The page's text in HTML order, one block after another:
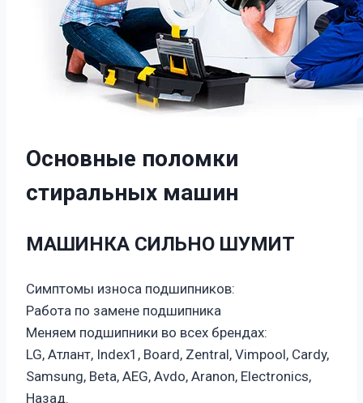
Основные поломки
стиральных машин
МАШИНКА СИЛЬНО ШУМИТ
Симптомы износа подшипников:
Работа по замене подшипника
Меняем подшипники во всех брендах:
LG, Атлант, Index1, Board, Zentral, Vimpool, Cardy,
Samsung, Beta, AEG, Avdo, Aranon, Electronics,
Назад.